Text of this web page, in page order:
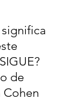
de
Cohen